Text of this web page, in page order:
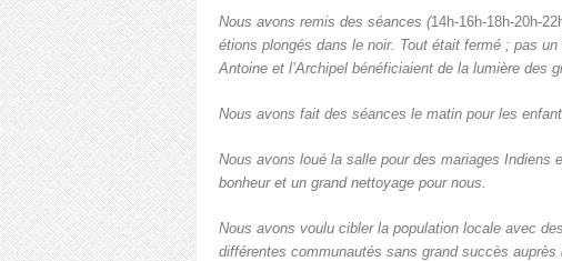
Nous avons remis des séances (14h-16h-18h-20h-
étions plongés dans le noir. Tout était fermé ; pas
Antoine et l’Archipel bénéficiaient de la lumière des
Nous avons fait des séances le matin pour les
Nous avons loué la salle pour des mariages
bonheur et un grand nettoyage pour nous.
Nous avons voulu cibler la population locale avec
différentes communautés sans grand succès auprès